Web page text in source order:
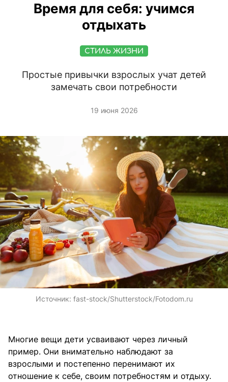
Время для себя: учимся
отдыхать
СТИЛЬ ЖИЗНИ
Простые привычки взрослых учат детей
замечать свои потребности
19 июня 2026
Источник: fast-stock/Shutterstock/Fotodom.ru
Многие вещи дети усваивают через личный
пример. Они внимательно наблюдают за
взрослыми и постепенно перенимают их
отношение к себе, своим потребностям и отдыху.